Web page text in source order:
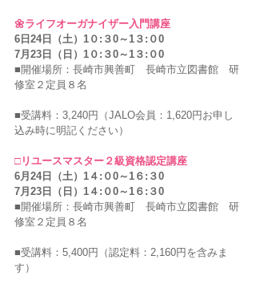
🌼ライフオーガナイザー入門講座
6日24日（土）1０:３0～1３:０0
7月23日（日）1０:３0～1３:０0
■開催場所：長崎市興善町　長崎市立図書館　研
修室２定員８名
■受講料：3,240円（JALO会員：1,620円お申し
込み時に明記ください）
□リユースマスター２級資格認定講座
6月24日（土）1４:０0～1６:３0
7月23日（日）1４:０0～1６:３0
■開催場所：長崎市興善町　長崎市立図書館　研
修室２定員８名
■受講料：5,400円（認定料：2,160円を含みま
す）